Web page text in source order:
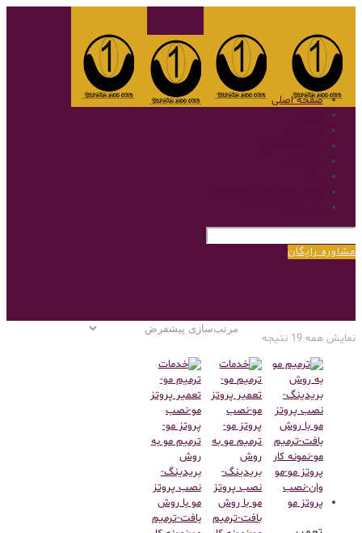
صفحه اصلی
مشاوره رایگان
نمایش همه 19 نتیجه